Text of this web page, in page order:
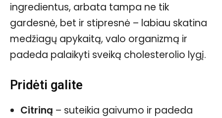
ingredientus, arbata tampa ne tik
gardesnė, bet ir stipresnė – labiau skatina
medžiagų apykaitą, valo organizmą ir
padeda palaikyti sveiką cholesterolio lygį.
Pridėti galite
Citriną – suteikia gaivumo ir padeda